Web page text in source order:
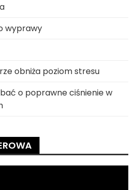
wyprawy
obniża poziom stresu
o poprawne ciśnienie w